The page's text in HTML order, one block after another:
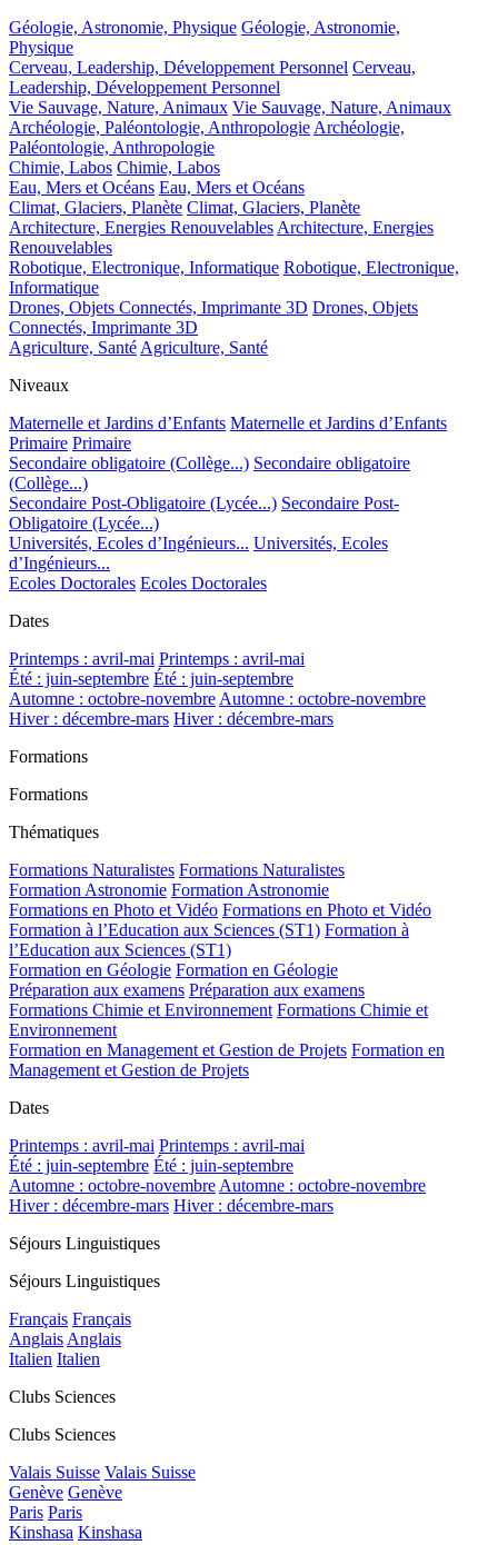
Géologie, Astronomie, Physique Géologie, Astronomie,
Physique
Cerveau, Leadership, Développement Personnel Cerveau,
Leadership, Développement Personnel
Vie Sauvage, Nature, Animaux Vie Sauvage, Nature, Animaux
Archéologie, Paléontologie, Anthropologie Archéologie,
Paléontologie, Anthropologie
Chimie, Labos Chimie, Labos
Eau, Mers et Océans Eau, Mers et Océans
Climat, Glaciers, Planète Climat, Glaciers, Planète
Architecture, Energies Renouvelables Architecture, Energies
Renouvelables
Robotique, Electronique, Informatique Robotique, Electronique,
Informatique
Drones, Objets Connectés, Imprimante 3D Drones, Objets
Connectés, Imprimante 3D
Agriculture, Santé Agriculture, Santé
Niveaux
Maternelle et Jardins d’Enfants Maternelle et Jardins d’Enfants
Primaire Primaire
Secondaire obligatoire (Collège...) Secondaire obligatoire
(Collège...)
Secondaire Post-Obligatoire (Lycée...) Secondaire Post-
Obligatoire (Lycée...)
Universités, Ecoles d’Ingénieurs... Universités, Ecoles
d’Ingénieurs...
Ecoles Doctorales Ecoles Doctorales
Dates
Printemps : avril-mai Printemps : avril-mai
Été : juin-septembre Été : juin-septembre
Automne : octobre-novembre Automne : octobre-novembre
Hiver : décembre-mars Hiver : décembre-mars
Formations
Formations
Thématiques
Formations Naturalistes Formations Naturalistes
Formation Astronomie Formation Astronomie
Formations en Photo et Vidéo Formations en Photo et Vidéo
Formation à l’Education aux Sciences (ST1) Formation à
l’Education aux Sciences (ST1)
Formation en Géologie Formation en Géologie
Préparation aux examens Préparation aux examens
Formations Chimie et Environnement Formations Chimie et
Environnement
Formation en Management et Gestion de Projets Formation en
Management et Gestion de Projets
Dates
Printemps : avril-mai Printemps : avril-mai
Été : juin-septembre Été : juin-septembre
Automne : octobre-novembre Automne : octobre-novembre
Hiver : décembre-mars Hiver : décembre-mars
Séjours Linguistiques
Séjours Linguistiques
Français Français
Anglais Anglais
Italien Italien
Clubs Sciences
Clubs Sciences
Valais Suisse Valais Suisse
Genève Genève
Paris Paris
Kinshasa Kinshasa